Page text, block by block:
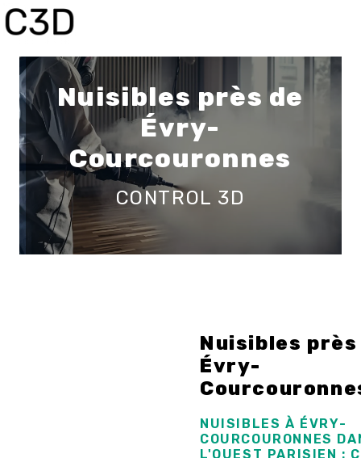
Nuisibles près de
Évry-
Courcouronnes
CONTROL 3D
Nuisibles près
Évry-
NUISIBLES À ÉVRY-
COURCOURONNES
L'OUEST PARISIEN :
Panneau de gestion des cookies